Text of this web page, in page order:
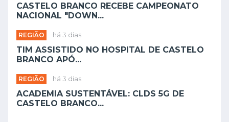
CASTELO BRANCO RECEBE CAMPEONATO
NACIONAL "DOWN...
REGIÃO há 3 dias
TIM ASSISTIDO NO HOSPITAL DE CASTELO
BRANCO APÓ...
REGIÃO há 3 dias
ACADEMIA SUSTENTÁVEL: CLDS 5G DE
CASTELO BRANCO...